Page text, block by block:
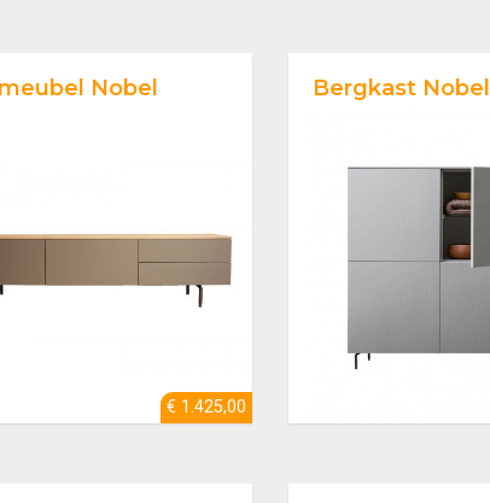
Nobel
€ 1.425,00
Bergkast Nobel